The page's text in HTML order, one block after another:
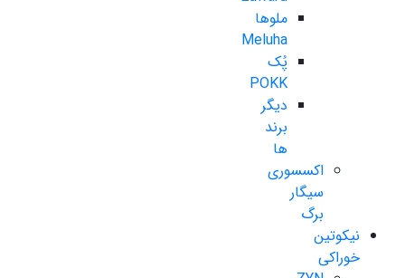
ملوها
Meluha
پُک
POKK
دیگر
برند
ها
اکسسوری
سیگار
برگ
نیکوتین
خوراکی